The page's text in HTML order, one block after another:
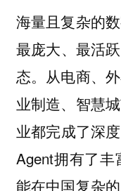
海量且复杂的
最庞大、最活
态。 从电商、
业制造、智慧
业都完成了深
Agent拥有了丰
能在中国复杂